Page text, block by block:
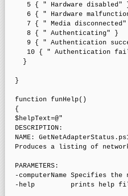
5 { " Hardware disabled"
6 { " Hardware
7 { " Media disconnected"
   8 { " Authenticating" }
9 { " Authentication
10 { " Authentication
  }
}
function funHelp()
{
$helpText=@"
DESCRIPTION:
NAME:
Produces a listing of
PARAMETERS:
-computerName Specifies
-help         prints help